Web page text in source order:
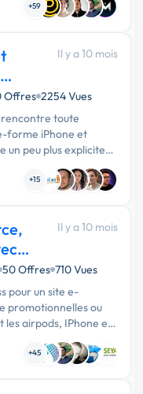
+59
Il y a 10 mois
Offres 2254 Vues
toute
forme iPhone et
peu plus explicite
Grindr mais en plus
+15
Il y a 10 mois
50 Offres 710 Vues
pour un site e-
promotionnelles ou
les airpods, IPhone et
avec une option
+45